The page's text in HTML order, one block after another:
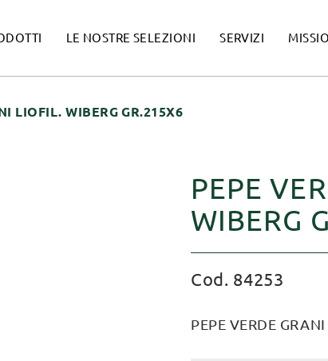
LE NOSTRE SELEZIONI SERVIZI
LIOFIL. WIBERG GR.215X6
PEPE
WIBERG
Cod. 84253
PEPE VERDE